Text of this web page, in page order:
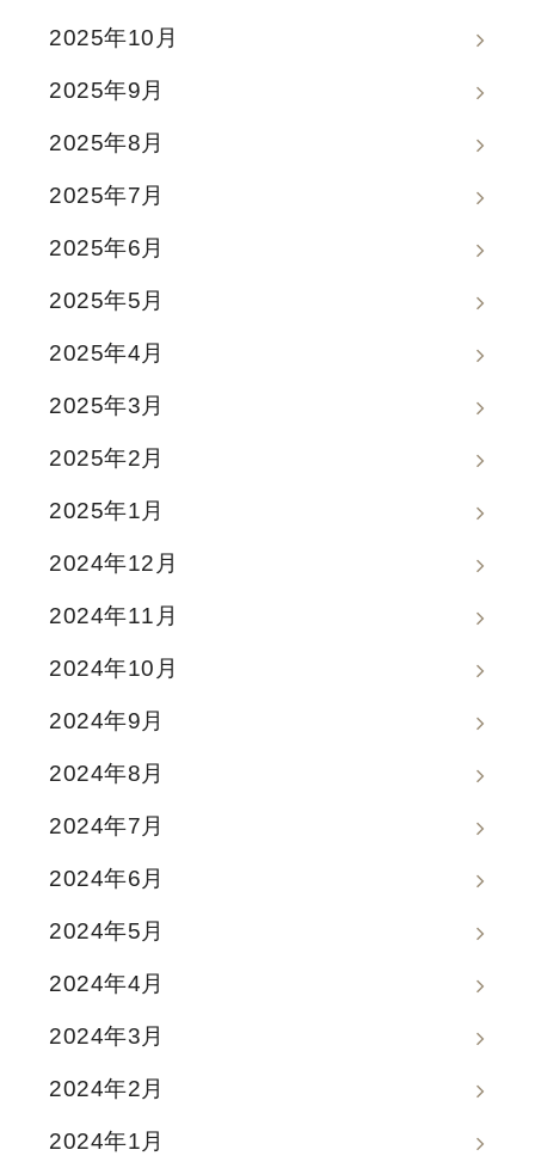
2025年10月
2025年9月
2025年8月
2025年7月
2025年6月
2025年5月
2025年4月
2025年3月
2025年2月
2025年1月
2024年12月
2024年11月
2024年10月
2024年9月
2024年8月
2024年7月
2024年6月
2024年5月
2024年4月
2024年3月
2024年2月
2024年1月